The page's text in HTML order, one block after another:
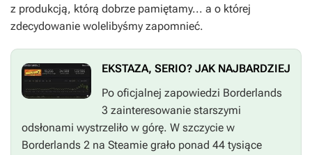
z produkcją, którą dobrze pamiętamy... a o której
zdecydowanie wolelibyśmy zapomnieć.
EKSTAZA, SERIO? JAK NAJBARDZIEJ
Po oficjalnej zapowiedzi Borderlands
3 zainteresowanie starszymi
odsłonami wystrzeliło w górę. W szczycie w
Borderlands 2 na Steamie grało ponad 44 tysiące